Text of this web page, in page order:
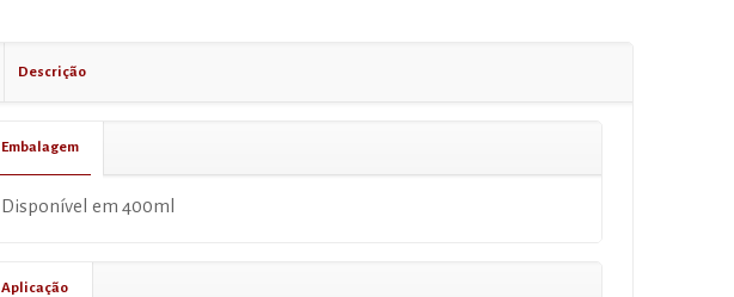
Descrição
Embalagem
Disponível em 400ml
Aplicação